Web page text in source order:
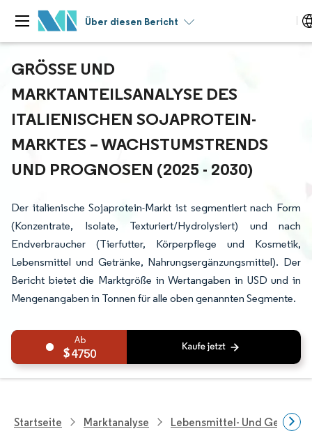
Über diesen Bericht
GRÖSSE UND M
ARKTANTEILSANALYSE DES I
TALIENISCHEN SOJAPROTEIN-M
ARKTES – WACHSTUMSTRENDS U
ND PROGNOSEN (2025 - 2030)
Der italienische Sojaprotein-Markt ist segmentiert nach Form
(Konzentrate, Isolate, Texturiert/Hydrolysiert) und nach
Endverbraucher (Tierfutter, Körperpflege und Kosmetik,
Lebensmittel und Getränke, Nahrungsergänzungsmittel). Der
Bericht bietet die Marktgröße in Wertangaben in USD und in
Mengenangaben in Tonnen für alle oben genannten Segmente.
4750
Startseite Marktanalyse Lebensmittel- Und